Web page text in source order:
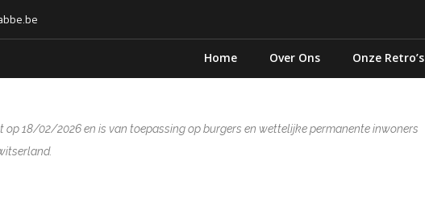
Home Over Ons Onze Retro’s
18/02/2026 en is van toepassing op burgers en wettelijke permanente inwoners